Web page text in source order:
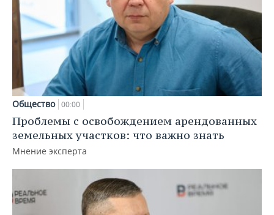
Общество 00:00
Проблемы с освобождением арендованных
земельных участков: что важно знать
Мнение эксперта